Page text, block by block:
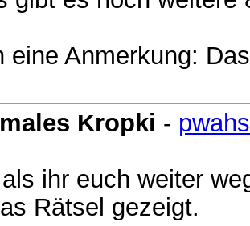
eine Anmerkung:
Kropki - pwahs
ihr euch weiter
Rätsel gezeigt.